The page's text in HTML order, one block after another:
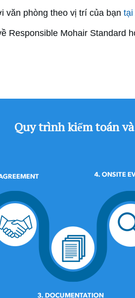
văn phòng theo vị trí của bạn tại
Responsible Mohair Standard
Quy trình kiểm toán